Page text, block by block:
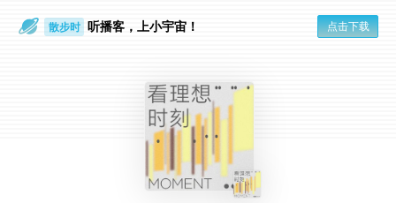
散步时 听播客，上小宇宙！ 点击下载